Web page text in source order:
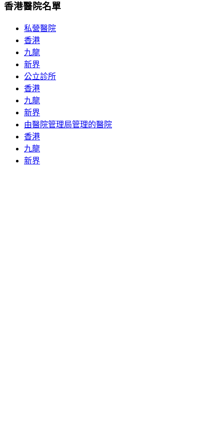
香港醫院名單
私營醫院
香港
九龍
新界
公立診所
香港
九龍
新界
由醫院管理局管理的醫院
香港
九龍
新界